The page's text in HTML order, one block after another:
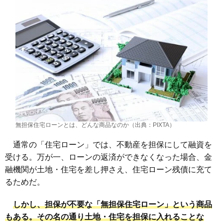
無担保住宅ローンとは、どんな商品なのか（出典：PIXTA）
通常の「住宅ローン」では、不動産を担保にして融資を
受ける。万が一、ローンの返済ができなくなった場合、金
融機関が土地・住宅を差し押さえ、住宅ローン残債に充て
るためだ。
しかし、担保が不要な「無担保住宅ローン」という商品
もある。その名の通り土地・住宅を担保に入れることな